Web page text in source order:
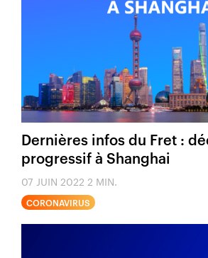
Dernières infos du Fret :
progressif à Shanghai
07 JUIN 2022 2 MIN.
CORONAVIRUS